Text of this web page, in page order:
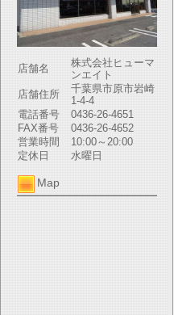
店舗名
株式会社ヒューマ
ンエイト
店舗住所
千葉県市原市岩崎
1-4-4
電話番号
0436-26-4651
FAX番号
0436-26-4652
営業時間
10:00～20:00
定休日
水曜日
Map